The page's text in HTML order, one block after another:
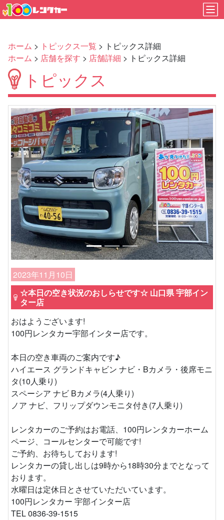
ホーム > トピックス一覧 > トピックス詳細
ホーム > 店舗を探す > 店舗詳細 > トピックス詳細
トピックス
Previous Next
2023年11月10日
☆本日の空き状況のおしらせです☆ 山口県 宇部イン
ター店
おはようございます!
100円レンタカー宇部インター店です。
本日の空き車両のご案内です♪
ハイエース グランドキャビン ナビ・Bカメラ・後席モニ
タ(10人乗り)
スペーシア ナビ Bカメラ(4人乗り)
ノア ナビ、フリップダウンモニタ付き(7人乗り)
レンタカーのご予約はお電話、100円レンタカーホーム
ページ、コールセンターで可能です!
ご予約、お待ちしております!
レンタカーの貸し出しは9時から18時30分までとなって
おります。
水曜日は定休日とさせていただいています。
100円レンタカー 宇部インター店
TEL 0836-39-1515